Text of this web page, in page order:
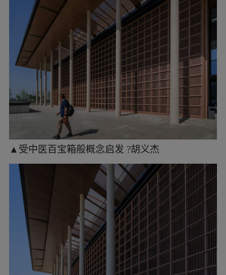
▲屋顶细部 ?胡义杰
十字医疗街
效率是医疗建筑设计的核心考量。在新中医院中